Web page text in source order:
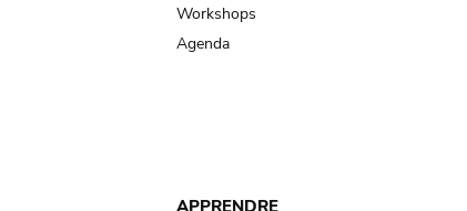
Workshops
Agenda